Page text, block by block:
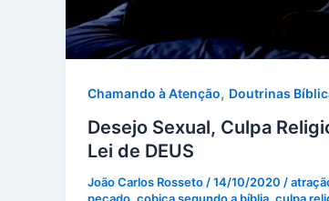
Chamando à Atenção, Doutrinas
Desejo Sexual, Culpa
Lei de DEUS
João Carlos Rosseto/14/10/2020 /